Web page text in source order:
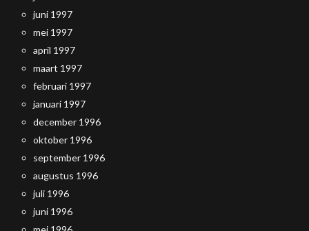
juni 1997
mei 1997
april 1997
maart 1997
februari 1997
januari 1997
december 1996
oktober 1996
september 1996
augustus 1996
juli 1996
juni 1996